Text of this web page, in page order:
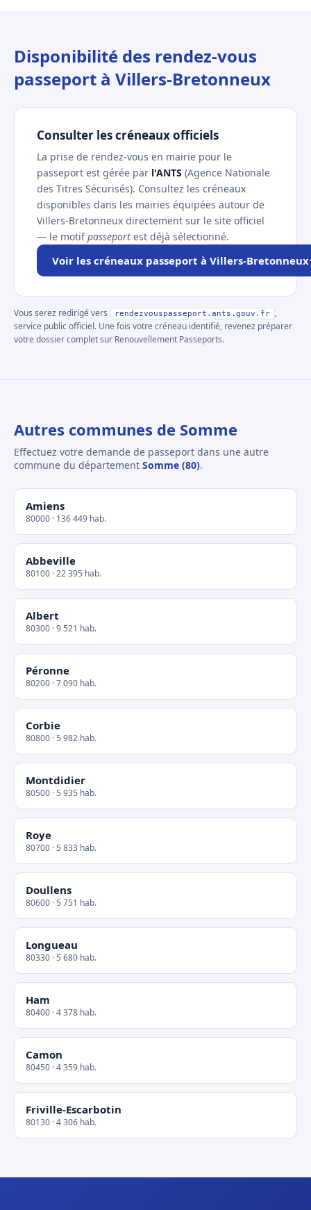
Disponibilité des rendez-vous
passeport à Villers-Bretonneux
Consulter les créneaux officiels
La prise de rendez-vous en mairie pour le
passeport est gérée par l'ANTS (Agence Nationale
des Titres Sécurisés). Consultez les créneaux
disponibles dans les mairies équipées autour de
Villers-Bretonneux directement sur le site officiel
— le motifpasseport est déjà sélectionné.
Voir les créneaux passeport à Villers-Bretonneux
Vous serez redirigé vers rendezvouspasseport.ants.gouv.fr
,
service public officiel. Une fois votre créneau identifié, revenez préparer
votre dossier complet sur Renouvellement Passeports.
Autres communes de Somme
Effectuez votre demande de passeport dans une autre
commune du département Somme (80).
Amiens
80000 · 136 449 hab.
Abbeville
80100 · 22 395 hab.
Albert
80300 · 9 521 hab.
Péronne
80200 · 7 090 hab.
Corbie
80800 · 5 982 hab.
Montdidier
80500 · 5 935 hab.
Roye
80700 · 5 833 hab.
Doullens
80600 · 5 751 hab.
Longueau
80330 · 5 680 hab.
Ham
80400 · 4 378 hab.
Camon
80450 · 4 359 hab.
Friville-Escarbotin
80130 · 4 306 hab.